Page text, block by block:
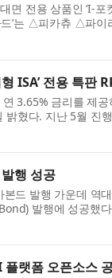
면 전용 상품인 ‘I-포
드’는 △피카츄 △파
다. 인기 포켓몬 캐
ISA’ 전용 특판
3.65% 금리를 제
밝혔다. 지난 5월 진
는 신한투자증권의
행 성공
드 발행 가운데 역
발행에 성공했
모의 포모사본드
랫폼 오픈소스